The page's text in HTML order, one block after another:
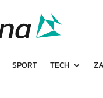
SPORT TECH